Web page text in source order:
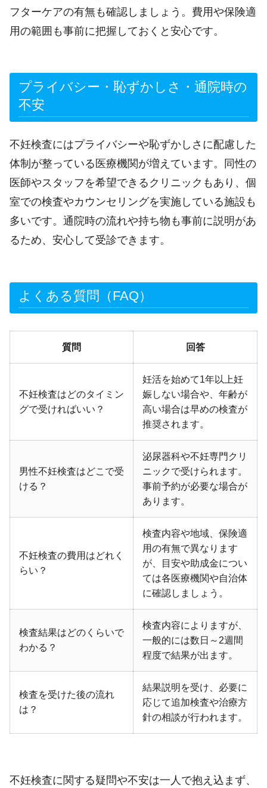
フターケアの有無も確認しましょう。費用や保険適
用の範囲も事前に把握しておくと安心です。
プライバシー・恥ずかしさ・通院時の
不安
不妊検査にはプライバシーや恥ずかしさに配慮した
体制が整っている医療機関が増えています。同性の
医師やスタッフを希望できるクリニックもあり、個
室での検査やカウンセリングを実施している施設も
多いです。通院時の流れや持ち物も事前に説明があ
るため、安心して受診できます。
よくある質問（FAQ）
質問 回答
不妊検査はどのタイミン
グで受ければいい？
妊活を始めて1年以上妊
娠しない場合や、年齢が
高い場合は早めの検査が
推奨されます。
男性不妊検査はどこで受
ける？
泌尿器科や不妊専門クリ
ニックで受けられます。
事前予約が必要な場合が
あります。
不妊検査の費用はどれく
らい？
検査内容や地域、保険適
用の有無で異なります
が、目安や助成金につい
ては各医療機関や自治体
に確認しましょう。
検査結果はどのくらいで
わかる？
検査内容によりますが、
一般的には数日～2週間
程度で結果が出ます。
検査を受けた後の流れ
は？
結果説明を受け、必要に
応じて追加検査や治療方
針の相談が行われます。
不妊検査に関する疑問や不安は一人で抱え込まず、